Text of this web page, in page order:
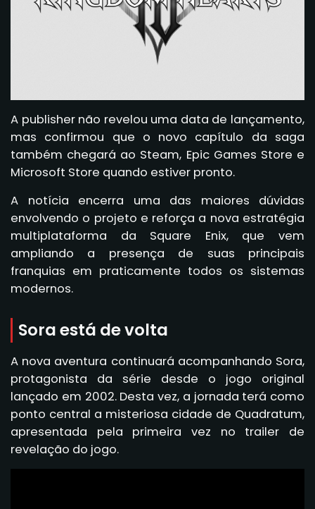
A publisher não revelou uma data de lançamento,
mas confirmou que o novo capítulo da saga
também chegará ao Steam, Epic Games Store e
Microsoft Store quando estiver pronto.
A notícia encerra uma das maiores dúvidas
envolvendo o projeto e reforça a nova estratégia
multiplataforma da Square Enix, que vem
ampliando a presença de suas principais
franquias em praticamente todos os sistemas
modernos.
Sora está de volta
A nova aventura continuará acompanhando Sora,
protagonista da série desde o jogo original
lançado em 2002. Desta vez, a jornada terá como
ponto central a misteriosa cidade de Quadratum,
apresentada pela primeira vez no trailer de
revelação do jogo.